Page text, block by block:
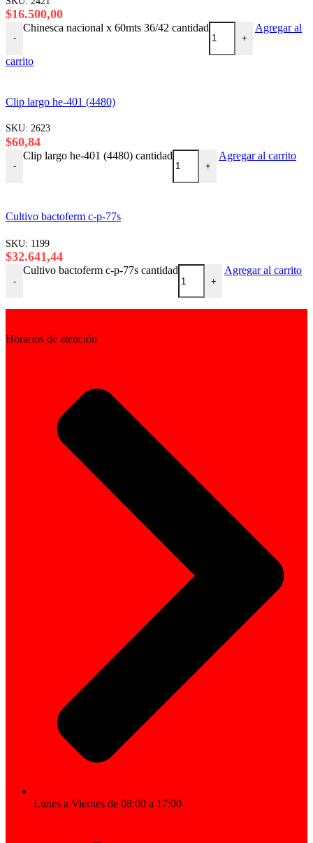
$16.500,00
-
Chinesca nacional x 60mts 36/42 cantidad
+
Agregar al
carrito
Clip largo he-401 (4480)
SKU: 2623
$60,84
-
Clip largo he-401 (4480) cantidad
+
Agregar al carrito
Cultivo bactoferm c-p-77s
SKU: 1199
$32.641,44
-
Cultivo bactoferm c-p-77s cantidad
+
Agregar al carrito
Horarios de atención
Lunes a Viernes de 08:00 a 17:00